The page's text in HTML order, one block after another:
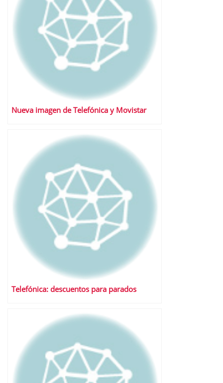
Nueva imagen de Telefónica y Movistar
Telefónica: descuentos para parados